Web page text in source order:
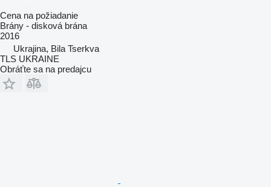
Cena na požiadanie
Brány - disková brána
2016
Ukrajina, Bila Tserkva
TLS UKRAINE
Obráťte sa na predajcu